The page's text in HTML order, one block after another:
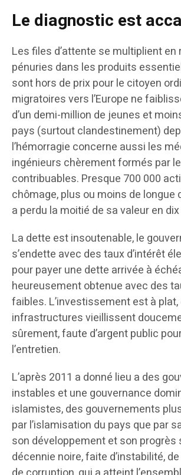
Le diagnostic est
Les files d’attente se multiplient en
pénuries dans les produits
sont hors de prix pour le citoyen
migratoires vers l’Europe ne
d’un demi-million de jeunes et
pays (surtout clandestinement)
l’hémorragie concerne aussi les
ingénieurs chèrement formés par
contribuables. Presque 700 000
chômage, plus ou moins de longue
a perdu la moitié de sa valeur en
La dette est insoutenable, le
s’endette avec des taux d’intérêt
pour payer une dette arrivée à
heureusement obtenue avec des
faibles. L’investissement est à
infrastructures vieillissent
sûrement, faute d’argent public
l’entretien.
L’après 2011 a donné lieu a des
instables et une gouvernance
islamistes, des gouvernements
par l’islamisation du pays que par
son développement et son progrès
décennie noire, faite d’instabilité,